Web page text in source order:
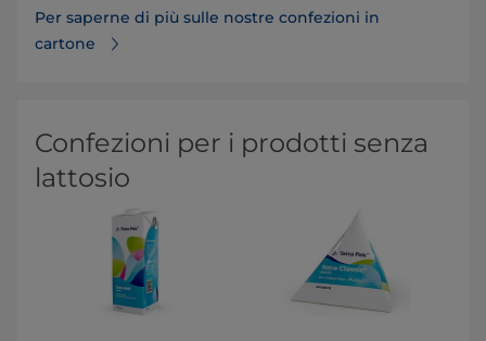
Per saperne di più sulle nostre confezioni in
cartone⁠
Confezioni per i prodotti senza
lattosio